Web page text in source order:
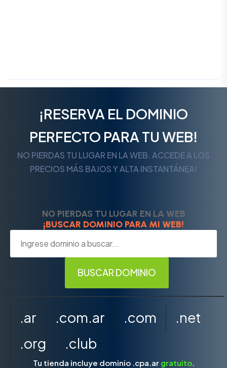
¡RESERVA EL DOMINIO
PERFECTO PARA TU WEB!
NO PIERDAS TU LUGAR EN LA WEB. ACCEDE A LOS
PRECIOS MÁS BAJOS Y ALTA INSTANTÁNEA!
NO PIERDAS TU LUGAR EN LA WEB
¡BUSCAR DOMINIO PARA MI WEB!
.ar .com.ar .com
.net
.org
.club
Tu tienda incluye dominio .cpa.ar gratuito.